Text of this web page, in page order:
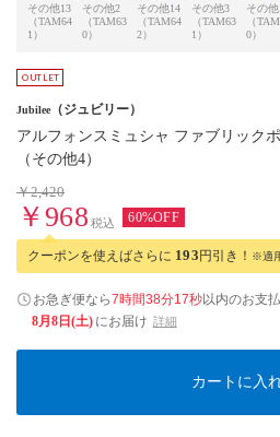
その他13
（TAM64
1）
その他2
（TAM63
0）
その他14
（TAM64
2）
その他3
（TAM63
1）
その他
（
0）
Jubilee （ジュビリー）
アルフォンスミュシャ ファブリック
（その他4）
￥2,420
￥968 税込 60%OFF
クーポンを使えばさらに 193円引き！ ※適
お急ぎ便なら7時間38分16秒以内のお支
8月8日(土) にお届け 詳細
カートに入